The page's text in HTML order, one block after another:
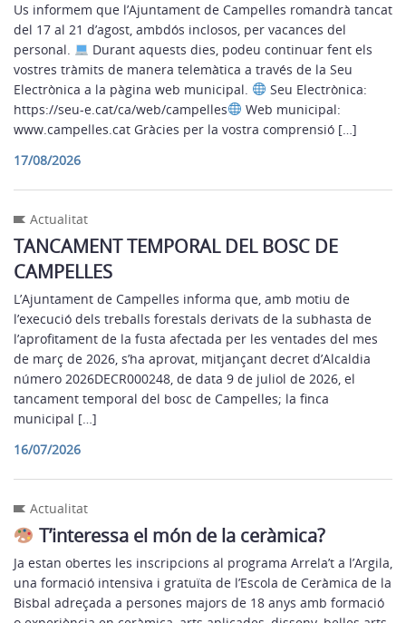
Us informem que l’Ajuntament de Campelles romandrà tancat
del 17 al 21 d’agost, ambdós inclosos, per vacances del
personal.
Durant aquests dies, podeu continuar fent els
vostres tràmits de manera telemàtica a través de la Seu
Electrònica a la pàgina web municipal.
Seu Electrònica:
https://seu-e.cat/ca/web/campelles
Web municipal:
www.campelles.cat Gràcies per la vostra comprensió […]
17/08/2026
Actualitat
TANCAMENT TEMPORAL DEL BOSC DE
CAMPELLES
L’Ajuntament de Campelles informa que, amb motiu de
l’execució dels treballs forestals derivats de la subhasta de
l’aprofitament de la fusta afectada per les ventades del mes
de març de 2026, s’ha aprovat, mitjançant decret d’Alcaldia
número 2026DECR000248, de data 9 de juliol de 2026, el
tancament temporal del bosc de Campelles; la finca
municipal […]
16/07/2026
Actualitat
T’interessa el món de la ceràmica?
Ja estan obertes les inscripcions al programa Arrela’t a l’Argila,
una formació intensiva i gratuïta de l’Escola de Ceràmica de la
Bisbal adreçada a persones majors de 18 anys amb formació